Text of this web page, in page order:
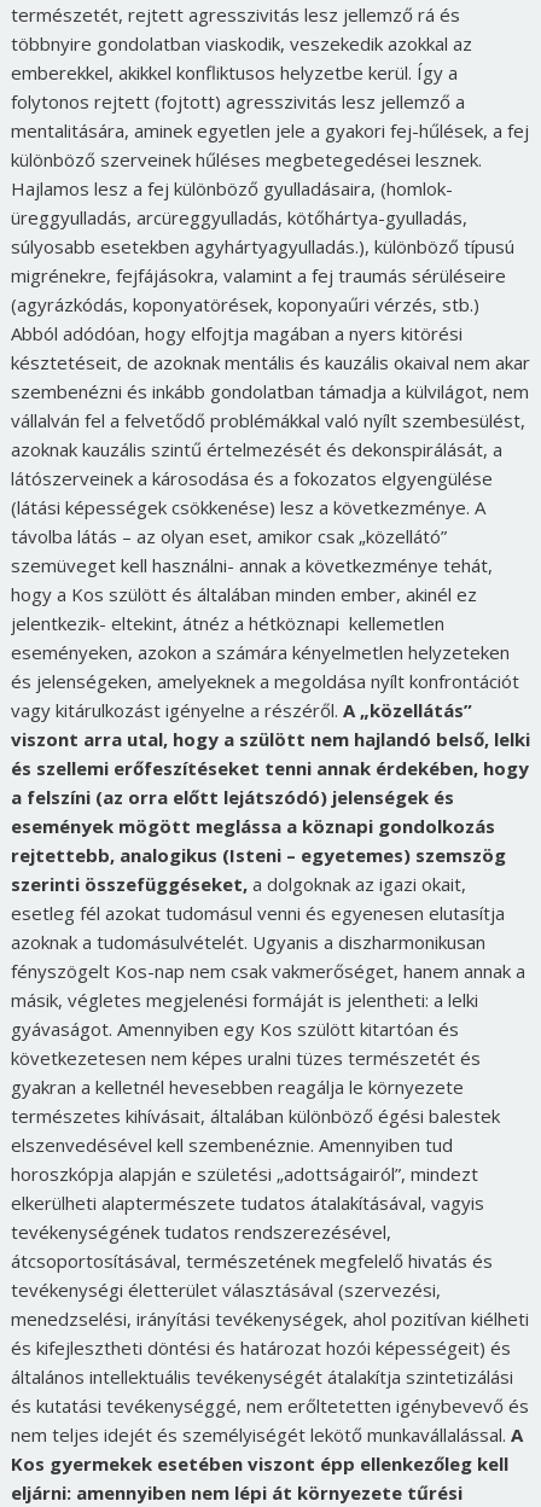
természetét, rejtett agresszivitás lesz jellemző rá és
többnyire gondolatban viaskodik, veszekedik azokkal az
emberekkel, akikkel konfliktusos helyzetbe kerül. Így a
folytonos rejtett (fojtott) agresszivitás lesz jellemző a
mentalitására, aminek egyetlen jele a gyakori fej-hűlések, a fej
különböző szerveinek hűléses megbetegedései lesznek.
Hajlamos lesz a fej különböző gyulladásaira, (homlok-
üreggyulladás, arcüreggyulladás, kötőhártya-gyulladás,
súlyosabb esetekben agyhártyagyulladás.), különböző típusú
migrénekre, fejfájásokra, valamint a fej traumás sérüléseire
(agyrázkódás, koponyatörések, koponyaűri vérzés, stb.)
Abból adódóan, hogy elfojtja magában a nyers kitörési
késztetéseit, de azoknak mentális és kauzális okaival nem akar
szembenézni és inkább gondolatban támadja a külvilágot, nem
vállalván fel a felvetődő problémákkal való nyílt szembesülést,
azoknak kauzális szintű értelmezését és dekonspirálását, a
látószerveinek a károsodása és a fokozatos elgyengülése
(látási képességek csökkenése) lesz a következménye. A
távolba látás – az olyan eset, amikor csak „közellátó”
szemüveget kell használni- annak a következménye tehát,
hogy a Kos szülött és általában minden ember, akinél ez
jelentkezik- eltekint, átnéz a hétköznapi kellemetlen
eseményeken, azokon a számára kényelmetlen helyzeteken
és jelenségeken, amelyeknek a megoldása nyílt konfrontációt
vagy kitárulkozást igényelne a részéről. A „közellátás”
viszont arra utal, hogy a szülött nem hajlandó belső, lelki
és szellemi erőfeszítéseket tenni annak érdekében, hogy
a felszíni (az orra előtt lejátszódó) jelenségek és
események mögött meglássa a köznapi gondolkozás
rejtettebb, analogikus (Isteni – egyetemes) szemszög
szerinti összefüggéseket,a dolgoknak az igazi okait,
esetleg fél azokat tudomásul venni és egyenesen elutasítja
azoknak a tudomásulvételét. Ugyanis a diszharmonikusan
fényszögelt Kos-nap nem csak vakmerőséget, hanem annak a
másik, végletes megjelenési formáját is jelentheti: a lelki
gyávaságot. Amennyiben egy Kos szülött kitartóan és
következetesen nem képes uralni tüzes természetét és
gyakran a kelletnél hevesebben reagálja le környezete
természetes kihívásait, általában különböző égési balestek
elszenvedésével kell szembenéznie. Amennyiben tud
horoszkópja alapján e születési „adottságairól”, mindezt
elkerülheti alaptermészete tudatos átalakításával, vagyis
tevékenységének tudatos rendszerezésével,
átcsoportosításával, természetének megfelelő hivatás és
tevékenységi életterület választásával (szervezési,
menedzselési, irányítási tevékenységek, ahol pozitívan kiélheti
és kifejlesztheti döntési és határozat hozói képességeit) és
általános intellektuális tevékenységét átalakítja szintetizálási
és kutatási tevékenységgé, nem erőltetetten igénybevevő és
nem teljes idejét és személyiségét lekötő munkavállalással. A
Kos gyermekek esetében viszont épp ellenkezőleg kell
eljárni: amennyiben nem lépi át környezete tűrési